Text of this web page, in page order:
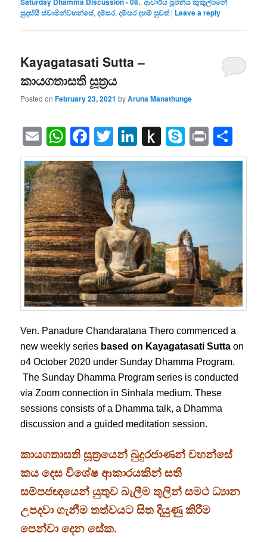
සුදස්සී ස්වාමින්වහන්සේ,දම්සර,දම්සර දහම් පුවත් | Leave a reply
Kayagatasati Sutta –
කායගතාසති සූත්‍රය
Posted onFebruary 23, 2021 byAruna Manathunge
EmailWhatsApp
Facebook
Twitter
LinkedIn
Push
to
Skype
Print
Ven. Panadure Chandaratana Thero commenced a
new weekly series based on Kayagatasati Suttaon
o4 October 2020 under Sunday Dhamma Program.
The Sunday Dhamma Program series is conducted
via Zoom connection in Sinhala medium. These
sessions consists of a Dhamma talk, a Dhamma
discussion and a guided meditation session.
කායගතාසති සූත්‍රයෙන් බුදුරජාණන් වහන්සේ
කය දෙස විශේෂ ආකාරයකින් සති
සම්පජඥයෙන් යුතුව බැලීම තුලින් සමථ ධ්‍යාන
උපදවා ගැනීම තත්වයට සිත දියුණු කිරීම
පෙන්වා දෙන සේක.